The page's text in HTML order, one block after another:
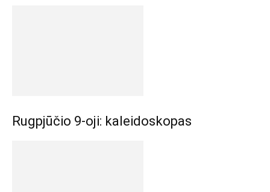
Rugpjūčio 9-oji: kaleidoskopas